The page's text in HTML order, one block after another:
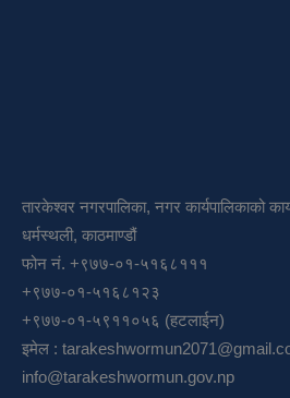
तारकेश्वर नगरपालिका, नगर कार्यपालिकाको
धर्मस्थली, काठमाण्डौं
फोन नं. +९७७-०१-५१६८१११
+९७७-०१-५१६८१२३
+९७७-०१-५९११०५६ (हटलाईन)
इमेल :
info@tarakeshwormun.gov.np